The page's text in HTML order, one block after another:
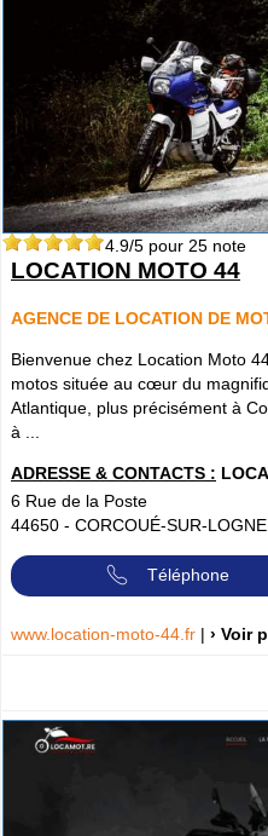
4.9/5 pour 25 note
LOCATION MOTO 44
AGENCE DE LOCATION DE
Bienvenue chez Location Moto
motos située au cœur du
Atlantique, plus précisément à
à ...
ADRESSE & CONTACTS :
6 Rue de la Poste
44650 - CORCOUÉ-SUR-LOGNE
Téléphone
www.location-moto-44.fr | › Voir